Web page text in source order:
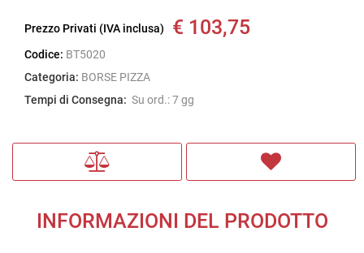
Prezzo Privati (IVA inclusa) € 103,75
Codice: BT5020
Categoria: BORSE PIZZA
Tempi di Consegna: Su ord.: 7 gg
INFORMAZIONI DEL PRODOTTO